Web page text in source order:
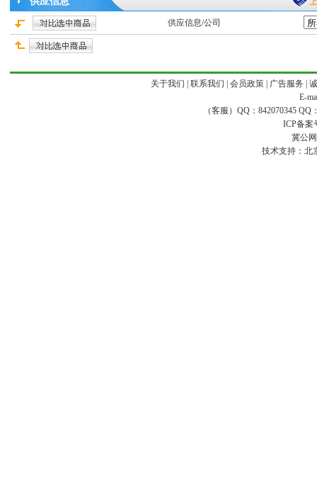
供应信息/公司
关于我们 联系我们 会员政策| 广告服务
E-
（客服）QQ：842070345 QQ
ICP备案
冀公
技术支持： 北